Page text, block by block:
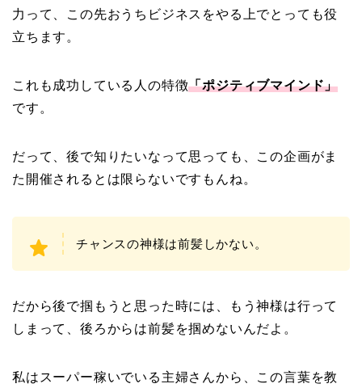
力って、この先おうちビジネスをやる上でとっても役
立ちます。
これも成功している人の特徴「ポジティブマインド」
です。
だって、後で知りたいなって思っても、この企画がま
た開催されるとは限らないですもんね。
チャンスの神様は前髪しかない。
だから後で掴もうと思った時には、もう神様は行って
しまって、後ろからは前髪を掴めないんだよ。
私はスーパー稼いでいる主婦さんから、この言葉を教